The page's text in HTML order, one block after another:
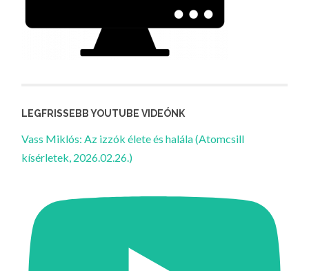
LEGFRISSEBB YOUTUBE VIDEÓNK
Vass Miklós: Az izzók élete és halála (Atomcsill
kísérletek, 2026.02.26.)